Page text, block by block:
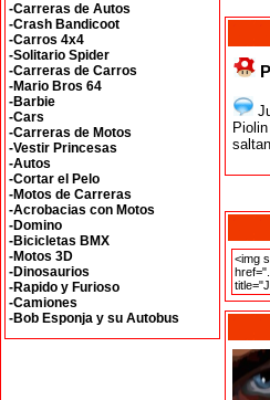
-Carreras de Autos
-Crash Bandicoot
-Carros 4x4
-Solitario Spider
-Carreras de Carros
-Mario Bros 64
-Barbie
-Cars
-Carreras de Motos
-Vestir Princesas
-Autos
-Cortar el Pelo
-Motos de Carreras
-Acrobacias con Motos
-Domino
-Bicicletas BMX
-Motos 3D
-Dinosaurios
-Rapido y Furioso
-Camiones
-Bob Esponja y su Autobus